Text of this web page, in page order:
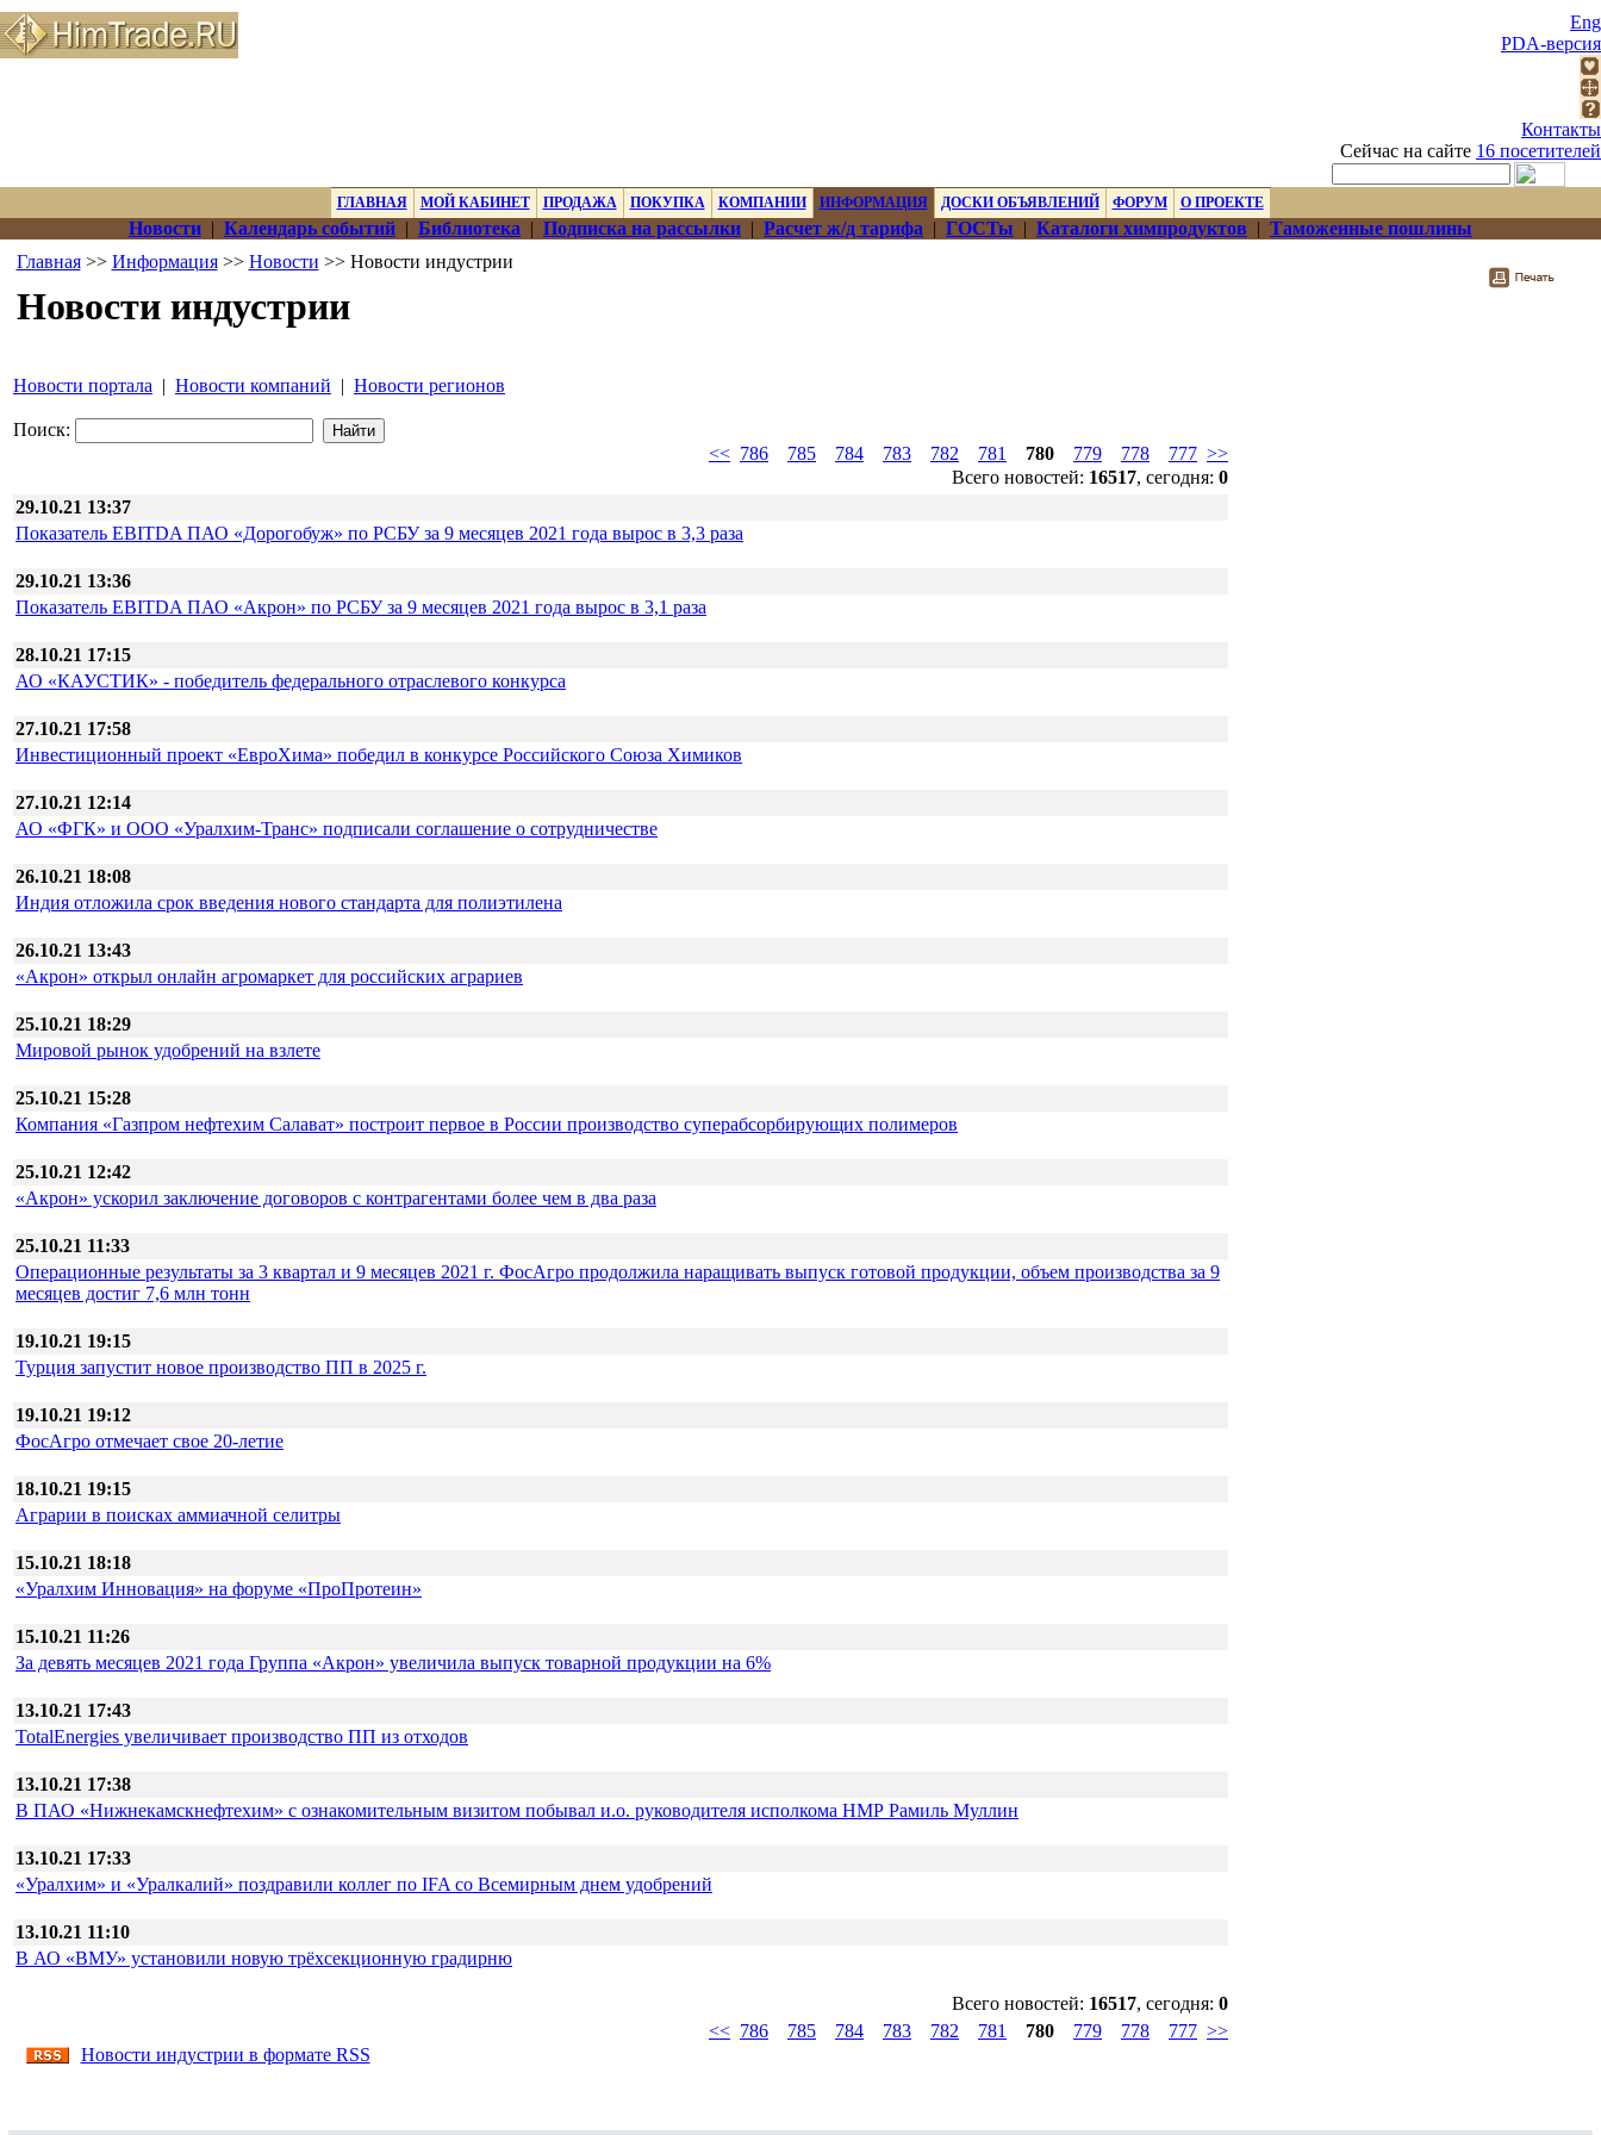
Eng
PDA-версия
Контакты
Сейчас на сайте 16 посетителей
ГЛАВНАЯ МОЙ КАБИНЕТ ПРОДАЖА ПОКУПКА КОМПАНИИ ИНФОРМАЦИЯ ДОСКИ ОБЪЯВЛЕНИЙ ФОРУМ О ПРОЕКТЕ
Новости | Календарь событий | Библиотека | Подписка на рассылки | Расчет ж/д тарифа | ГОСТы | Каталоги химпродуктов | Таможенные пошлины
Главная>> Информация>> Новости >> Новости индустрии
Новости индустрии
Новости портала | Новости компаний | Новости регионов
Поиск:
<< 786 785 784 783 782 781 780 779 778 777 >>
Всего новостей: 16517, сегодня: 0
29.10.21 13:37
Показатель EBITDA ПАО «Дорогобуж» по РСБУ за 9 месяцев 2021 года вырос в 3,3 раза
29.10.21 13:36
Показатель EBITDA ПАО «Акрон» по РСБУ за 9 месяцев 2021 года вырос в 3,1 раза
28.10.21 17:15
АО «КАУСТИК» - победитель федерального отраслевого конкурса
27.10.21 17:58
Инвестиционный проект «ЕвроХима» победил в конкурсе Российского Союза Химиков
27.10.21 12:14
АО «ФГК» и ООО «Уралхим-Транс» подписали соглашение о сотрудничестве
26.10.21 18:08
Индия отложила срок введения нового стандарта для полиэтилена
26.10.21 13:43
«Акрон» открыл онлайн агромаркет для российских аграриев
25.10.21 18:29
Мировой рынок удобрений на взлете
25.10.21 15:28
Компания «Газпром нефтехим Салават» построит первое в России производство суперабсорбирующих полимеров
25.10.21 12:42
«Акрон» ускорил заключение договоров с контрагентами более чем в два раза
25.10.21 11:33
Операционные результаты за 3 квартал и 9 месяцев 2021 г. ФосАгро продолжила наращивать выпуск готовой продукции, объем производства за 9
месяцев достиг 7,6 млн тонн
19.10.21 19:15
Турция запустит новое производство ПП в 2025 г.
19.10.21 19:12
ФосАгро отмечает свое 20-летие
18.10.21 19:15
Аграрии в поисках аммиачной селитры
15.10.21 18:18
«Уралхим Инновация» на форуме «ПроПротеин»
15.10.21 11:26
За девять месяцев 2021 года Группа «Акрон» увеличила выпуск товарной продукции на 6%
13.10.21 17:43
TotalEnergies увеличивает производство ПП из отходов
13.10.21 17:38
В ПАО «Нижнекамскнефтехим» с ознакомительным визитом побывал и.о. руководителя исполкома НМР Рамиль Муллин
13.10.21 17:33
«Уралхим» и «Уралкалий» поздравили коллег по IFA со Всемирным днем удобрений
13.10.21 11:10
В АО «ВМУ» установили новую трёхсекционную градирню
Всего новостей: 16517, сегодня: 0
<< 786 785 784 783 782 781 780 779 778 777 >>
Новости индустрии в формате RSS